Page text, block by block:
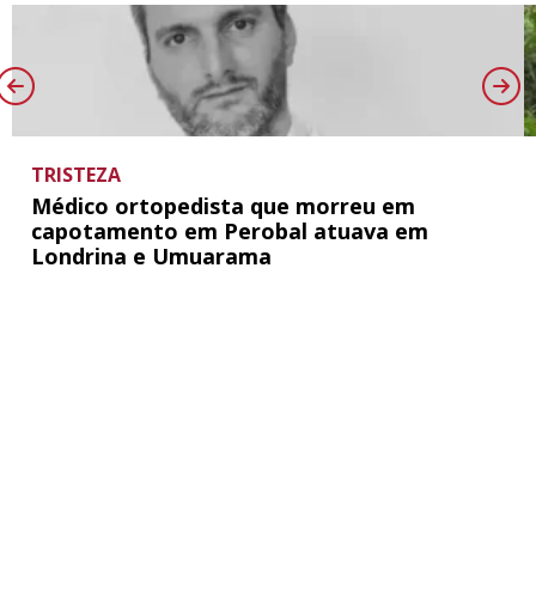
TRISTEZA
Médico ortopedista que morreu em
capotamento em Perobal atuava em
Londrina e Umuarama